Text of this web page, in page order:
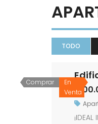
TODO
En
Venta
Comprar